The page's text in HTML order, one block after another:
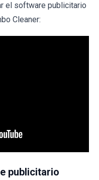
el software publicitario
Cleaner:
publicitario